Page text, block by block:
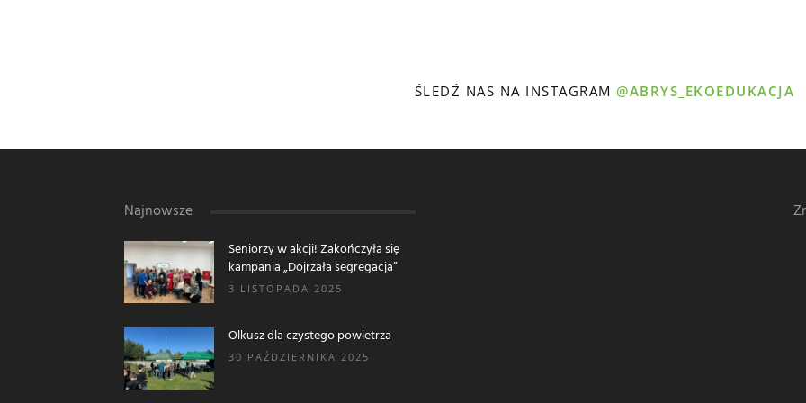
ŚLEDŹ NAS NA INSTAGRAM@ABRYS_EKOEDUKACJA
Najnowsze
Seniorzy w akcji! Zakończyła się
kampania „Dojrzała segregacja”
3 LISTOPADA 2025
Olkusz dla czystego powietrza
30 PAŹDZIERNIKA 2025